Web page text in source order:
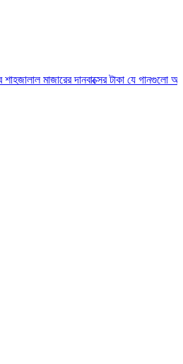
দানবাক্সের টাকাযে গানগুলো আজও ফিরিয়ে